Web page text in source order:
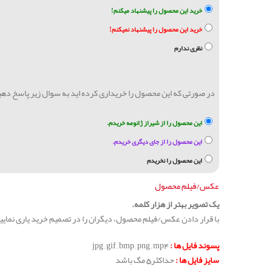
خرید این محصول را پیشنهاد میکنم!
خرید این محصول را پیشنهاد نمیکنم!
نظری ندارم
در صورتی که این محصول را خریداری کرده اید به سوال زیر پاسخ
این محصول را از شیراز ژانومه خریدم.
این محصول را از جای دیگری خریدم.
این محصول را نخریدم
عکس/فیلم محصول
یک تصویر بهتر از هزار کلمه.
با قرار دادن عکس/فیلم محصول، دیگران را در تصمیم خرید یاری
پسوند فایل ها :
سایز فایل ها :حداکثر5 مگ باشد